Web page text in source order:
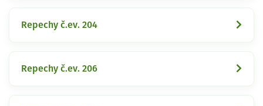
Repechy č.ev. 204
Repechy č.ev. 206